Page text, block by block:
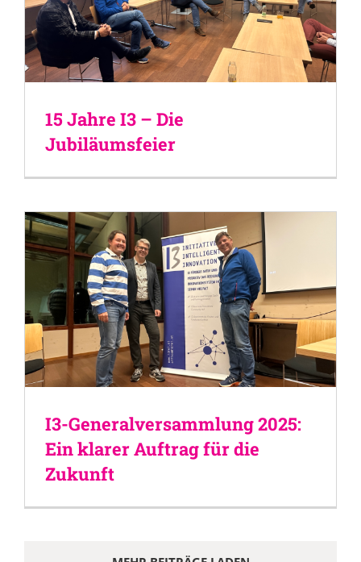
15 Jahre I3 – Die
Jubiläumsfeier
I3-Generalversammlung 2025:
Ein klarer Auftrag für die
Zukunft